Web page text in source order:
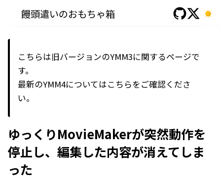
饅頭遣いのおもちゃ箱
こちらは旧バージョンのYMM3に関するページで
す。
最新のYMM4についてはこちらをご確認くださ
い。
ゆっくりMovieMakerが突然動作を
停止し、編集した内容が消えてしま
った